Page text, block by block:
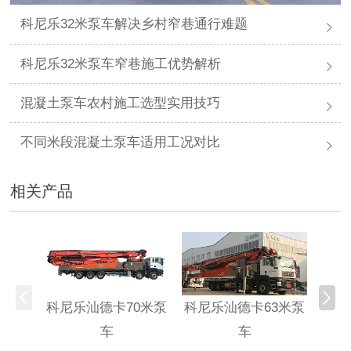
科尼乐32米泵车解决乡村窄巷通行难题
科尼乐32米泵车窄巷施工优势解析
混凝土泵车农村施工选型实用技巧
不同米段混凝土泵车适用工况对比
相关产品
科尼乐汕德卡70米泵
车
科尼乐汕德卡63米泵
车
科